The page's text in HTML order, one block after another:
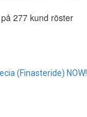
277 kund röster
(Finasteride) NOW!